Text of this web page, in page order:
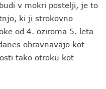
v mokri postelji, je to
ki ji strokovno
od 4. oziroma 5. leta
obravnavajo kot
tako otroku kot